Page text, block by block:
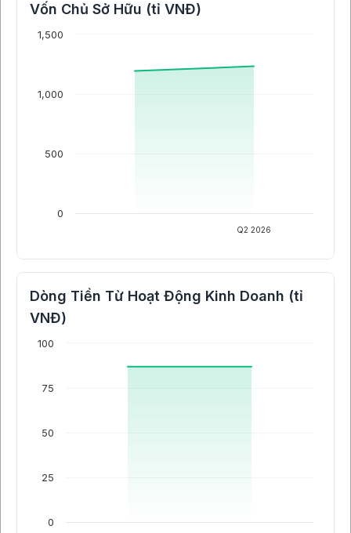
Vốn Chủ Sở Hữu (tỉ VNĐ)
Q2 2026
0
500
1,000
1,500
Dòng Tiền Từ Hoạt Động Kinh Doanh (tỉ
VNĐ)
0
25
50
75
100